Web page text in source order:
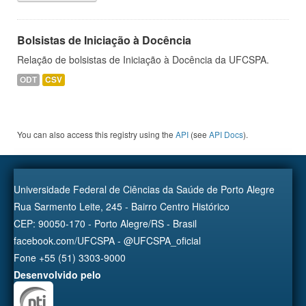
Bolsistas de Iniciação à Docência
Relação de bolsistas de Iniciação à Docência da UFCSPA.
ODT CSV
You can also access this registry using the API (see API Docs).
Universidade Federal de Ciências da Saúde de Porto Alegre
Rua Sarmento Leite, 245 - Bairro Centro Histórico
CEP: 90050-170 - Porto Alegre/RS - Brasil
facebook.com/UFCSPA - @UFCSPA_oficial
Fone +55 (51) 3303-9000
Desenvolvido pelo